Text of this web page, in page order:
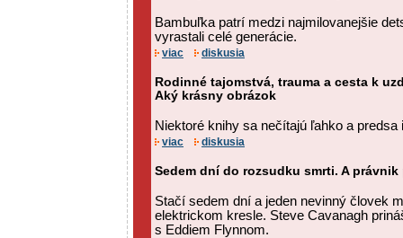
Bambuľka patrí medzi najmilovanejšie
vyrastali celé generácie.
viac diskusia
Rodinné tajomstvá, trauma a cesta k
Aký krásny obrázok
Niektoré knihy sa nečítajú ľahko a
viac diskusia
Sedem dní do rozsudku smrti. A
Stačí sedem dní a jeden nevinný človek
elektrickom kresle. Steve Cavanagh
s Eddiem Flynnom.